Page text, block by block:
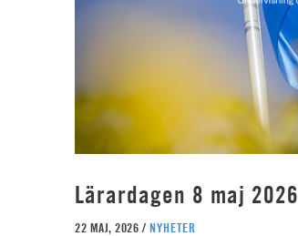
Lärardagen 8 maj 2026
22 MAJ, 2026 / NYHETER